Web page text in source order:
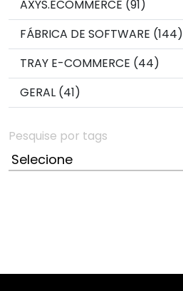
AXYS.ECOMMERCE (91)
FÁBRICA DE SOFTWARE (144)
TRAY E-COMMERCE (44)
GERAL (41)
Pesquise por tags